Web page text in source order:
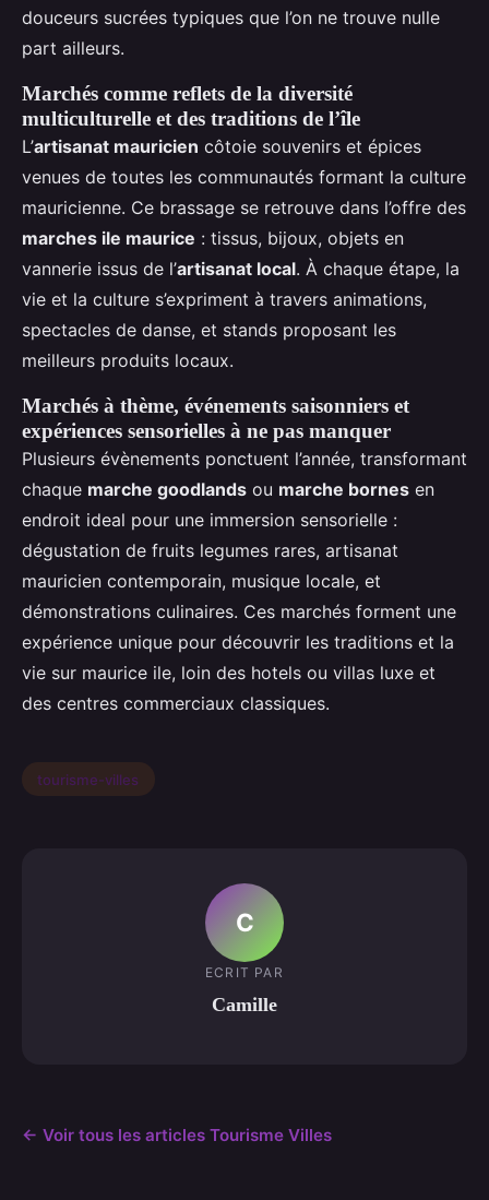
douceurs sucrées typiques que l’on ne trouve nulle
part ailleurs.
Marchés comme reflets de la diversité
multiculturelle et des traditions de l’île
L’artisanat mauricien côtoie souvenirs et épices
venues de toutes les communautés formant la culture
mauricienne. Ce brassage se retrouve dans l’offre des
marches ile maurice : tissus, bijoux, objets en
vannerie issus de l’artisanat local. À chaque étape, la
vie et la culture s’expriment à travers animations,
spectacles de danse, et stands proposant les
meilleurs produits locaux.
Marchés à thème, événements saisonniers et
expériences sensorielles à ne pas manquer
Plusieurs évènements ponctuent l’année, transformant
chaque marche goodlands ou marche bornes en
endroit ideal pour une immersion sensorielle :
dégustation de fruits legumes rares, artisanat
mauricien contemporain, musique locale, et
démonstrations culinaires. Ces marchés forment une
expérience unique pour découvrir les traditions et la
vie sur maurice ile, loin des hotels ou villas luxe et
des centres commerciaux classiques.
tourisme-villes
C
ECRIT PAR
Camille
← Voir tous les articles Tourisme Villes